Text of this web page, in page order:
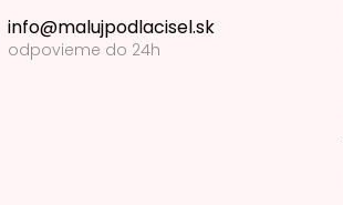
info@malujpodlacisel.sk
odpovieme do 24h